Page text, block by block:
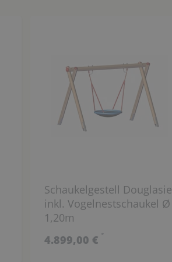
Schaukelgestell Douglasie
inkl. Vogelnestschaukel Ø
1,20m
4.899,00 € *